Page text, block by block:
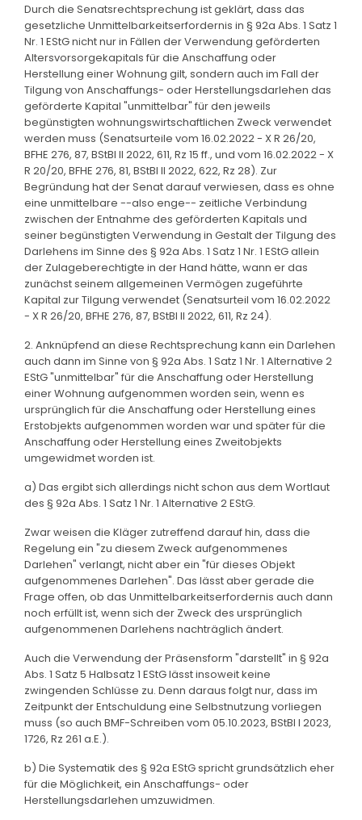
Durch die Senatsrechtsprechung ist geklärt, dass das
gesetzliche Unmittelbarkeitserfordernis in § 92a Abs. 1 Satz 1
Nr. 1 EStG nicht nur in Fällen der Verwendung geförderten
Altersvorsorgekapitals für die Anschaffung oder
Herstellung einer Wohnung gilt, sondern auch im Fall der
Tilgung von Anschaffungs- oder Herstellungsdarlehen das
geförderte Kapital "unmittelbar" für den jeweils
begünstigten wohnungswirtschaftlichen Zweck verwendet
werden muss (Senatsurteile vom 16.02.2022 - X R 26/20,
BFHE 276, 87, BStBl II 2022, 611, Rz 15 ff., und vom 16.02.2022 - X
R 20/20, BFHE 276, 81, BStBl II 2022, 622, Rz 28). Zur
Begründung hat der Senat darauf verwiesen, dass es ohne
eine unmittelbare --also enge-- zeitliche Verbindung
zwischen der Entnahme des geförderten Kapitals und
seiner begünstigten Verwendung in Gestalt der Tilgung des
Darlehens im Sinne des § 92a Abs. 1 Satz 1 Nr. 1 EStG allein
der Zulageberechtigte in der Hand hätte, wann er das
zunächst seinem allgemeinen Vermögen zugeführte
Kapital zur Tilgung verwendet (Senatsurteil vom 16.02.2022
- X R 26/20, BFHE 276, 87, BStBl II 2022, 611, Rz 24).
2. Anknüpfend an diese Rechtsprechung kann ein Darlehen
auch dann im Sinne von § 92a Abs. 1 Satz 1 Nr. 1 Alternative 2
EStG "unmittelbar" für die Anschaffung oder Herstellung
einer Wohnung aufgenommen worden sein, wenn es
ursprünglich für die Anschaffung oder Herstellung eines
Erstobjekts aufgenommen worden war und später für die
Anschaffung oder Herstellung eines Zweitobjekts
umgewidmet worden ist.
a) Das ergibt sich allerdings nicht schon aus dem Wortlaut
des § 92a Abs. 1 Satz 1 Nr. 1 Alternative 2 EStG.
Zwar weisen die Kläger zutreffend darauf hin, dass die
Regelung ein "zu diesem Zweck aufgenommenes
Darlehen" verlangt, nicht aber ein "für dieses Objekt
aufgenommenes Darlehen". Das lässt aber gerade die
Frage offen, ob das Unmittelbarkeitserfordernis auch dann
noch erfüllt ist, wenn sich der Zweck des ursprünglich
aufgenommenen Darlehens nachträglich ändert.
Auch die Verwendung der Präsensform "darstellt" in § 92a
Abs. 1 Satz 5 Halbsatz 1 EStG lässt insoweit keine
zwingenden Schlüsse zu. Denn daraus folgt nur, dass im
Zeitpunkt der Entschuldung eine Selbstnutzung vorliegen
muss (so auch BMF-Schreiben vom 05.10.2023, BStBl I 2023,
1726, Rz 261 a.E.).
b) Die Systematik des § 92a EStG spricht grundsätzlich eher
für die Möglichkeit, ein Anschaffungs- oder
Herstellungsdarlehen umzuwidmen.